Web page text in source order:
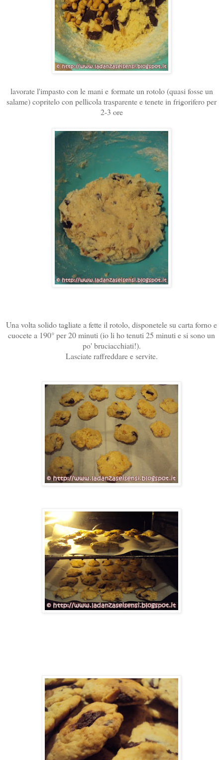
lavorate l'impasto con le mani e formate un rotolo (quasi fosse un
salame) copritelo con pellicola trasparente e tenete in frigorifero per
2-3 ore
Una volta solido tagliate a fette il rotolo, disponetele su carta forno e
cuocete a 190° per 20 minuti (io li ho tenuti 25 minuti e si sono un
po' bruciacchiati!).
Lasciate raffreddare e servite.